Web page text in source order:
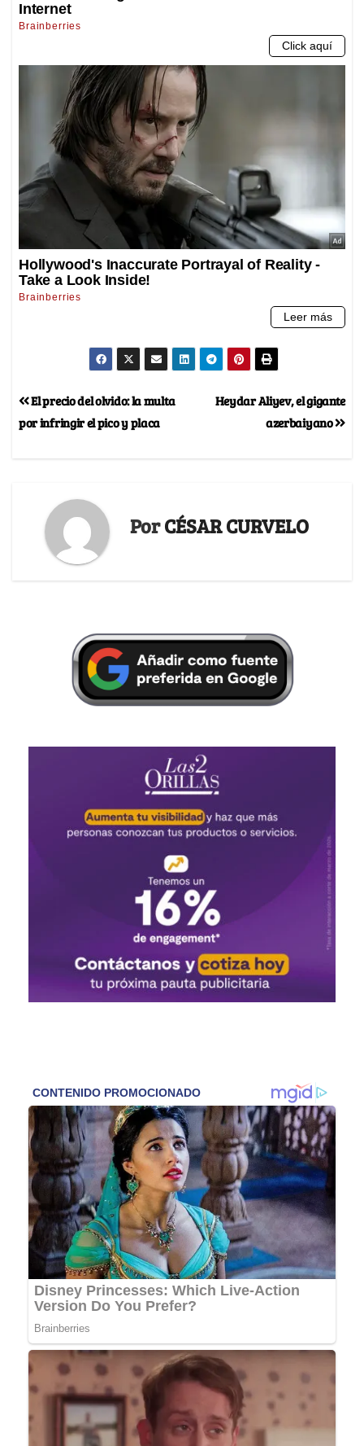
Heydar Aliyev, el gigante
azerbaiyano
El precio del olvido: la multa
por infringir el pico y placa
PorCÉSAR CURVELO